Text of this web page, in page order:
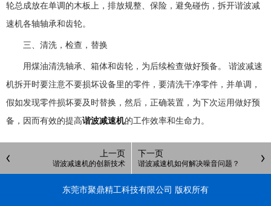
轮总成放在单调的木板上，排放规整、保险，避免碰伤，拆开谐波减
速机各轴轴承和齿轮。
三、清洗，检查，替换
用煤油清洗轴承、箱体和齿轮，为后续检查做好预备。 谐波减速
机拆开时要注意不要损坏设备里的零件，要清洗干净零件，并单调，
假如发现零件损坏要及时替换，然后，正确装置，为下次运用做好预
备，因而有效的提高谐波减速机的工作效率和生命力。
上一页
谐波减速机的创新技术
下一页
谐波减速机如何解决噪音问题？
东莞市聚鼎精工科技有限公司 版权所有